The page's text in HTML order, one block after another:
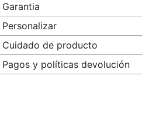
Garantia
Personalizar
Cuidado de producto
Pagos y políticas devolución